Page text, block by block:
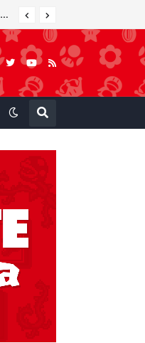
Nintendo oferece reparos gratuitos às vítimas do terremoto de Kumamoto e doa 50 milhões de ienes à Cruz Vermelha